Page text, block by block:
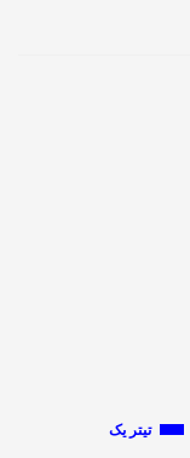
تیتر یک